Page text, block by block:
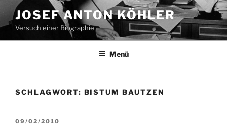
Inhalt
springen
JOSEF ANTON KÖHLER
Versuch einer Biographie
Menü
SCHLAGWORT: BISTUM BAUTZEN
VERÖFFENTLICHT
09/02/2010